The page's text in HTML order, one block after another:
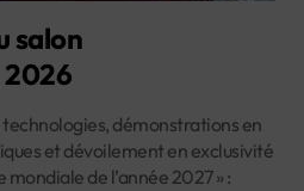
salon
démonstrations en
et dévoilement en exclusivité
de l’année 2027 » :